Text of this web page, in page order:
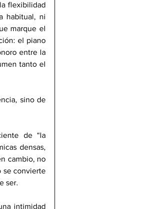
flexibilidad
habitual, ni
marque el
el piano
entre la
tanto el
sino de
de “la
densas,
cambio, no
se convierte
ser.
intimidad